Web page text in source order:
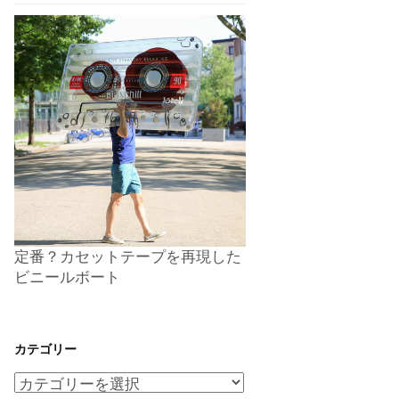
定番？カセットテープを再現した
ビニールボート
カテゴリー
カ